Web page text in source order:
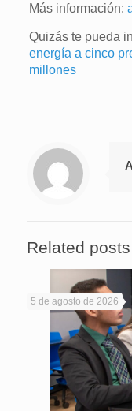
Más información:
Quizás te pueda
energía a cinco
millones
Related posts
5 de agosto de 2026